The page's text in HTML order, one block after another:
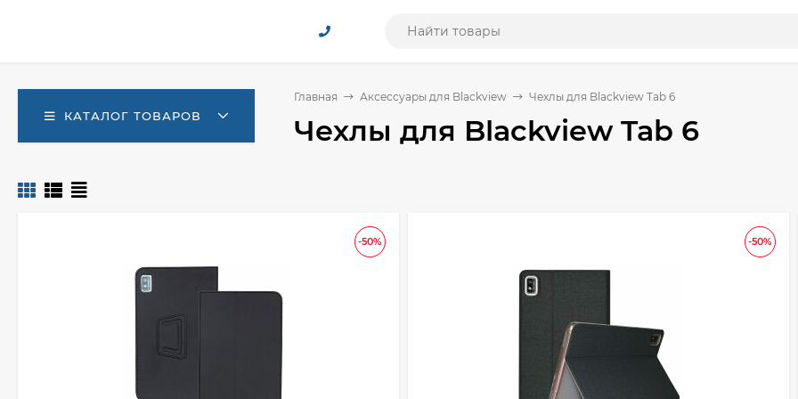
КАТАЛОГ ТОВАРОВ
Главная Аксессуары для Blackview Чехлы для Blackview Tab 6
Чехлы для Blackview Tab 6
-50% -50%